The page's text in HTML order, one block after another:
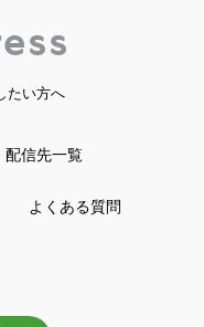
たい方へ
配信先一覧
よくある質問